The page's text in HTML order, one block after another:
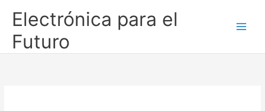
Electrónica para el
Futuro